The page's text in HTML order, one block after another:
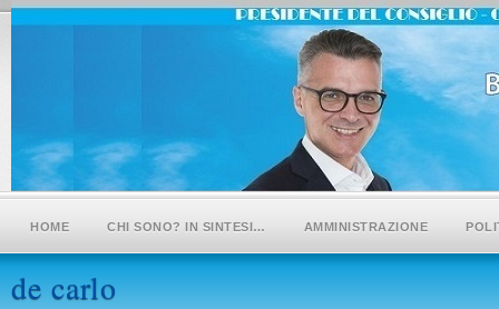
HOME CHI SONO? IN SINTESI… AMMINISTRAZIONE
de carlo